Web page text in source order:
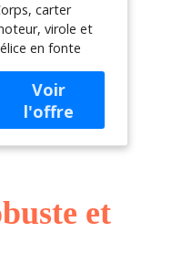
TC-
Élégant
carter
virole et
en fonte
Trame et
piètement en inox
600 W
et